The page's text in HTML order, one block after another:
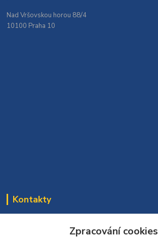
Nad Vršovskou horou 88/4
10100 Praha 10
Kontakty
Zpracování cookies